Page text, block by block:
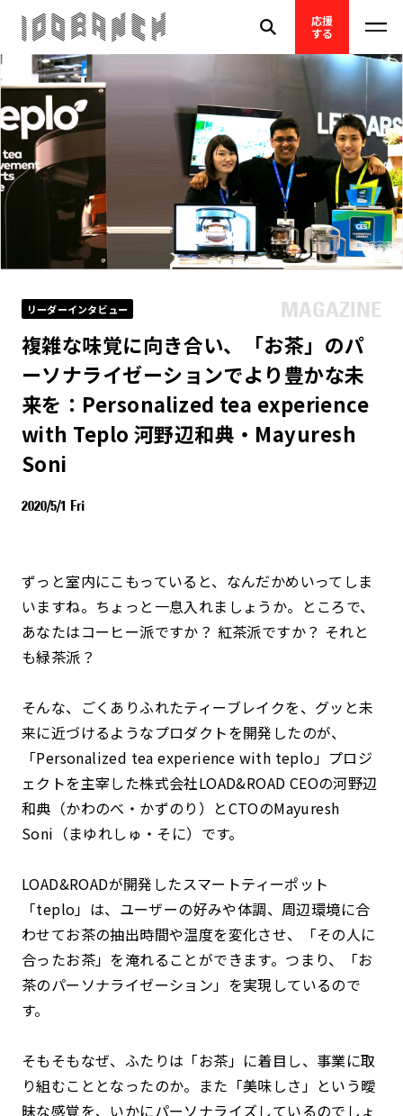
応援
する
リーダーインタビュー
複雑な味覚に向き合い、「お茶」のパ
ーソナライゼーションでより豊かな未
来を：Personalized tea experience
with Teplo 河野辺和典・Mayuresh
Soni
2020/5/1 Fri
ずっと室内にこもっていると、なんだかめいってしま
いますね。ちょっと一息入れましょうか。ところで、
あなたはコーヒー派ですか？ 紅茶派ですか？ それと
も緑茶派？
そんな、ごくありふれたティーブレイクを、グッと未
来に近づけるようなプロダクトを開発したのが、
「Personalized tea experience with teplo」プロジ
ェクトを主宰した株式会社LOAD&ROAD CEOの河野辺
和典（かわのべ・かずのり）とCTOのMayuresh
Soni（まゆれしゅ・そに）です。
LOAD&ROADが開発したスマートティーポット
「teplo」は、ユーザーの好みや体調、周辺環境に合
わせてお茶の抽出時間や温度を変化させ、「その人に
合ったお茶」を淹れることができます。つまり、「お
茶のパーソナライゼーション」を実現しているので
す。
そもそもなぜ、ふたりは「お茶」に着目し、事業に取
り組むこととなったのか。また「美味しさ」という曖
昧な感覚を、いかにパーソナライズしているのでしょ